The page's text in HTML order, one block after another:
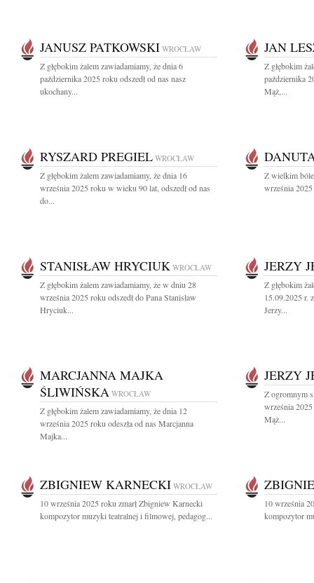
JANUSZ PATKOWSKI WROCŁAW
Z głębokim żalem zawiadamiamy, że dnia 6
października 2025 roku odszedł od nas nasz
ukochany...
JAN
Z głębokim
października
Mąż,...
RYSZARD PREGIEL WROCŁAW
Z głębokim żalem zawiadamiamy, że dnia 16
września 2025 roku w wieku 90 lat, odszedł od nas
do...
Z wielkim
września 2025
STANISŁAW HRYCIUK WROCŁAW
Z głębokim żalem zawiadamiamy, że w dniu 28
września 2025 roku odszedł do Pana Stanisław
Hryciuk...
JERZY
Z głębokim
15.09.2025 r.
Jerzy...
MARCJANNA MAJKA
ŚLIWIŃSKA WROCŁAW
Z głębokim żalem zawiadamiamy, że dnia 12
września 2025 roku odeszła od nas Marcjanna
Majka...
JERZY
Z ogromnym
września
Mąż...
ZBIGNIEW KARNECKI WROCŁAW
10 września 2025 roku zmarł Zbigniew Karnecki
kompozytor muzyki teatralnej i filmowej, pedagog...
10 września
kompozytor